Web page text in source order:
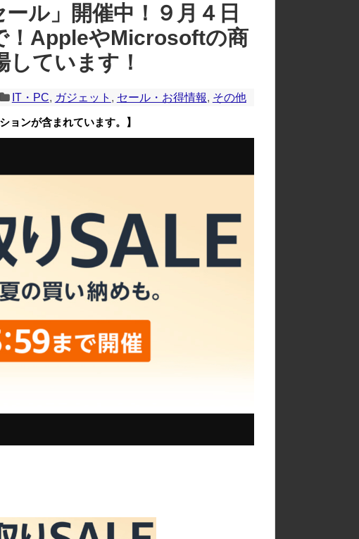
ル」開催中！９月４日
！AppleやMicrosoftの商
ています！
IT・PC, ガジェット , セール・お得情報, その他
ョンが含まれています。】